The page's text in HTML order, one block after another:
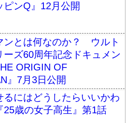
ピンQ』12月公開
ンとは何なのか？ ウルト
ーズ60周年記念ドキュメン
ORIGIN OF
』7月3日公開
るにはどうしたらいいかわ
25歳の女子高生』第1話